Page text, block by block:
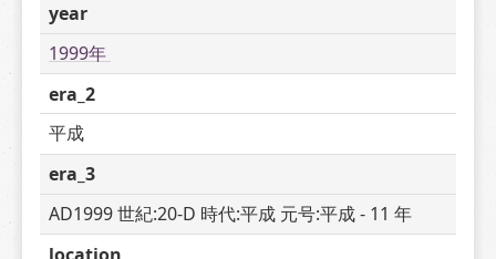
year
1999年
era_2
平成
era_3
AD1999 世紀:20-D 時代:平成 元号:平成 - 11 年